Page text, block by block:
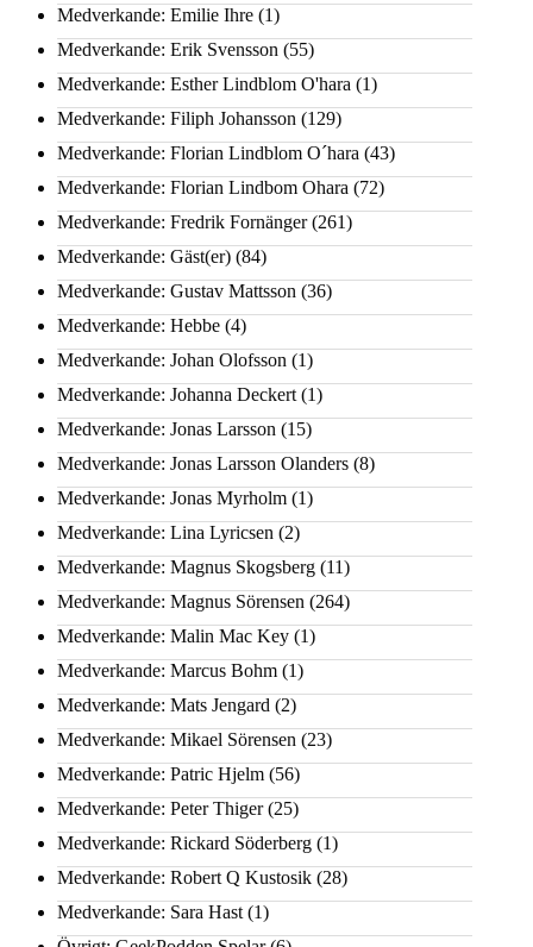
Medverkande: Emilie Ihre (1)
Medverkande: Erik Svensson (55)
Medverkande: Esther Lindblom O'hara (1)
Medverkande: Filiph Johansson (129)
Medverkande: Florian Lindblom O´hara (43)
Medverkande: Florian Lindbom Ohara (72)
Medverkande: Fredrik Fornänger(261)
Medverkande: Gäst(er) (84)
Medverkande: Gustav Mattsson (36)
Medverkande: Hebbe (4)
Medverkande: Johan Olofsson (1)
Medverkande: Johanna Deckert (1)
Medverkande: Jonas Larsson (15)
Medverkande: Jonas Larsson Olanders (8)
Medverkande: Jonas Myrholm (1)
Medverkande: Lina Lyricsen (2)
Medverkande: Magnus Skogsberg (11)
Medverkande: Magnus Sörensen (264)
Medverkande: Malin Mac Key (1)
Medverkande: Marcus Bohm (1)
Medverkande: Mats Jengard (2)
Medverkande: Mikael Sörensen (23)
Medverkande: Patric Hjelm (56)
Medverkande: Peter Thiger(25)
Medverkande: Rickard Söderberg (1)
Medverkande: Robert Q Kustosik (28)
Medverkande: Sara Hast (1)